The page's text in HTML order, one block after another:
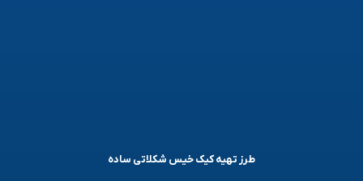
طرز تهیه کیک خیس شکلاتی ساده